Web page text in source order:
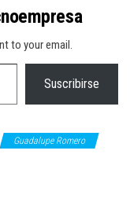
to your email.
Suscribirse
Guadalupe Romero